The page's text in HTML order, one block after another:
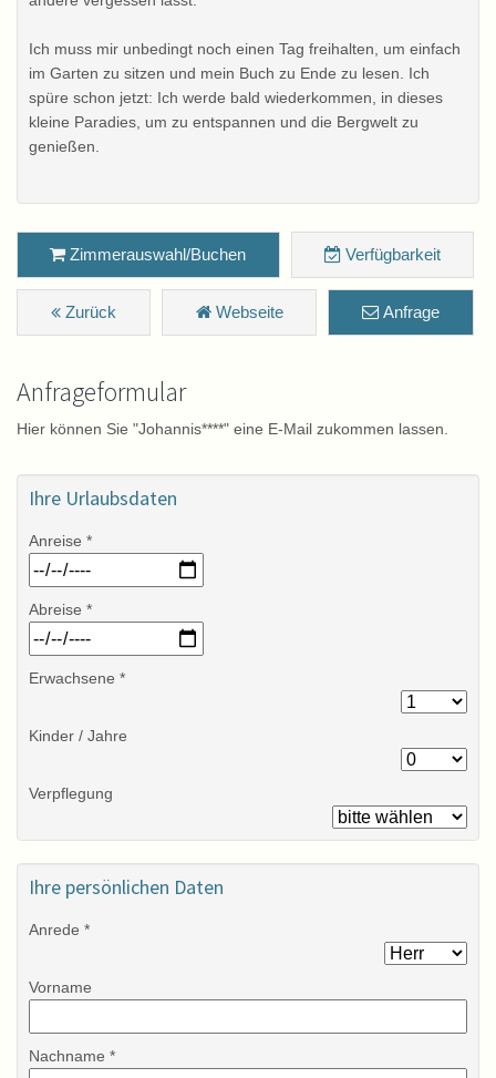
Ich muss mir unbedingt noch einen Tag freihalten, um einfach
im Garten zu sitzen und mein Buch zu Ende zu lesen. Ich
spüre schon jetzt: Ich werde bald wiederkommen, in dieses
kleine Paradies, um zu entspannen und die Bergwelt zu
genießen.
Zimmerauswahl/Buchen Verfügbarkeit
Zurück Webseite Anfrage
Anfrageformular
Hier können Sie "Johannis****" eine E-Mail zukommen lassen.
Ihre Urlaubsdaten
Anreise *
Abreise *
Erwachsene *
Kinder / Jahre
Verpflegung
Ihre persönlichen Daten
Anrede *
Vorname
Nachname *